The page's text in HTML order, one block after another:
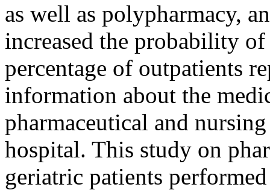
as well as polypharmacy,
increased the probability
percentage of outpatients
information about the
pharmaceutical and
hospital. This study on
geriatric patients